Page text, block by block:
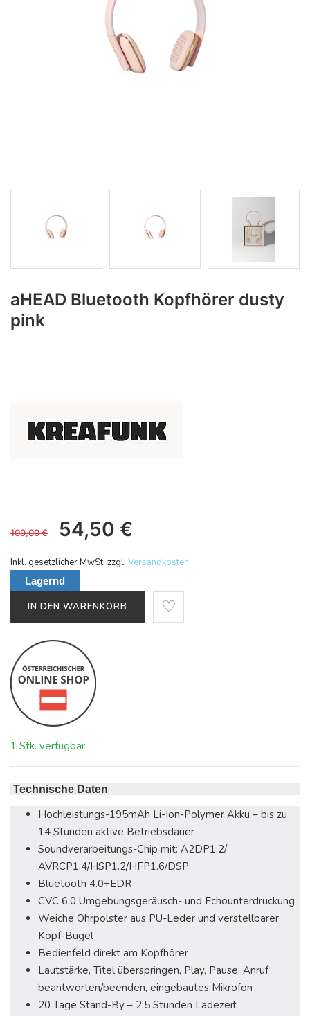
aHEAD Bluetooth Kopfhörer dusty
pink
109,00€ 54,50 €
Inkl. gesetzlicher MwSt. zzgl. Versandkosten
Lagernd
IN DEN WARENKORB
1 Stk. verfügbar
Technische Daten
Hochleistungs-195mAh Li-Ion-Polymer Akku – bis zu
14 Stunden aktive Betriebsdauer
Soundverarbeitungs-Chip mit: A2DP1.2/
AVRCP1.4/HSP1.2/HFP1.6/DSP
Bluetooth 4.0+EDR
CVC 6.0 Umgebungsgeräusch- und Echounterdrückung
Weiche Ohrpolster aus PU-Leder und verstellbarer
Kopf-Bügel
Bedienfeld direkt am Kopfhörer
Lautstärke, Titel überspringen, Play, Pause, Anruf
beantworten/beenden, eingebautes Mikrofon
20 Tage Stand-By – 2,5 Stunden Ladezeit